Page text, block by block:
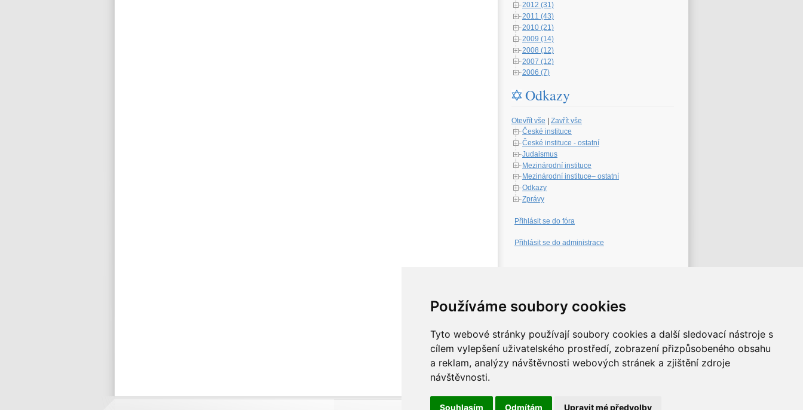
Používáme soubory cookies
Tyto webové stránky používají soubory cookies a další sledovací nástroje s
cílem vylepšení uživatelského prostředí, zobrazení přizpůsobeného obsahu
a reklam, analýzy návštěvnosti webových stránek a zjištění zdroje
návštěvnosti.
Souhlasím Odmítám Upravit mé předvolby
2012 (31)
2011 (43)
2010 (21)
2009 (14)
2008 (12)
2007 (12)
2006 (7)
Odkazy
Otevřít vše
Zavřít vše
České instituce
České instituce - ostatní
Judaismus
Mezinárodní instituce
Mezinárodní instituce– ostatní
Odkazy
Zprávy
Přihlásit se do fóra
Přihlásit se do administrace